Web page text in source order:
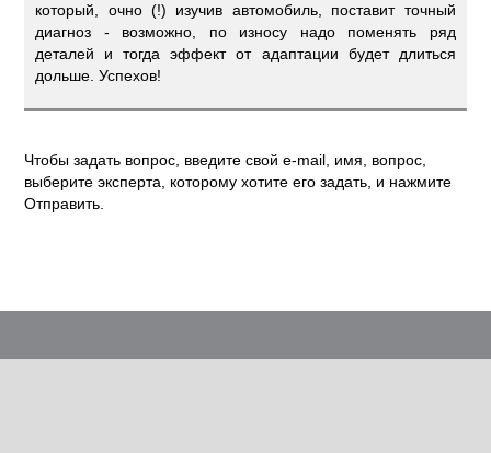
который, очно (!) изучив автомобиль, поставит точный
диагноз - возможно, по износу надо поменять ряд
деталей и тогда эффект от адаптации будет длиться
дольше. Успехов!
Чтобы задать вопрос, введите свой e-mail, имя, вопрос,
выберите эксперта, которому хотите его задать, и нажмите
Отправить.